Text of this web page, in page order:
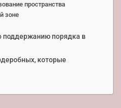
пространства
зоне
поддержанию порядка в
которые